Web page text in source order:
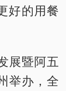
好的用餐
展暨阿五
举办，全